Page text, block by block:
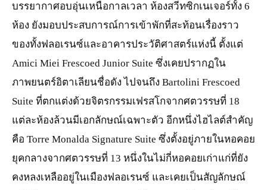
บรรยากาศอบอุ่นเหนือกาลเวลา ห้องสวีทซิกเนเจอร์ทั้ง 6
ห้อง ยังมอบประสบการณ์การเข้าพักที่สะท้อนเรื่องราว
ของทั้งฟลอเรนซ์และอาคารประวัติศาสตร์แห่งนี้ ตั้งแต่
Amici Miei Frescoed Junior Suite ซึ่งเคยปรากฏใน
ภาพยนตร์อิตาเลียนชื่อดัง ไปจนถึง Bartolini Frescoed
Suite ที่ตกแต่งด้วยจิตรกรรมเฟรสโกจากศตวรรษที่ 18
แต่ละห้องล้วนมีเอกลักษณ์เฉพาะตัว อีกหนึ่งไฮไลต์สำคัญ
คือ Torre Monalda Signature Suite ซึ่งตั้งอยู่ภายในหอคอย
ยุคกลางจากศตวรรษที่ 13 หนึ่งในไม่กี่หอคอยเก่าแก่ที่ยัง
คงหลงเหลืออยู่ในเมืองฟลอเรนซ์ และเคยเป็นสัญลักษณ์